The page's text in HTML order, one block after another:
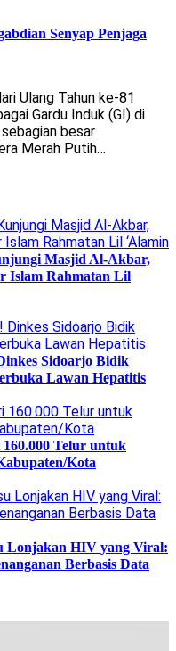
Senyap Penjaga
Ulang Tahun ke-81
Gardu Induk (GI) di
besar
Merah Putih…
Masjid Al-Akbar,
Islam Rahmatan Lil
Sidoarjo Bidik
Lawan Hepatitis
Telur untuk
Kota
Lonjakan HIV yang Viral:
Berbasis Data